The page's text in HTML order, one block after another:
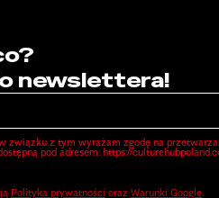
newslettera!
związku z tym wyrażam zgodę na
pod adresem: https://
Polityka prywatności oraz Warunki Google.